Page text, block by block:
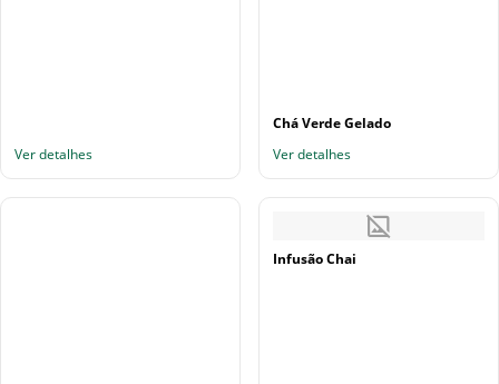
Ver detalhes
Chá Verde Gelado
Ver detalhes
Infusão Chai